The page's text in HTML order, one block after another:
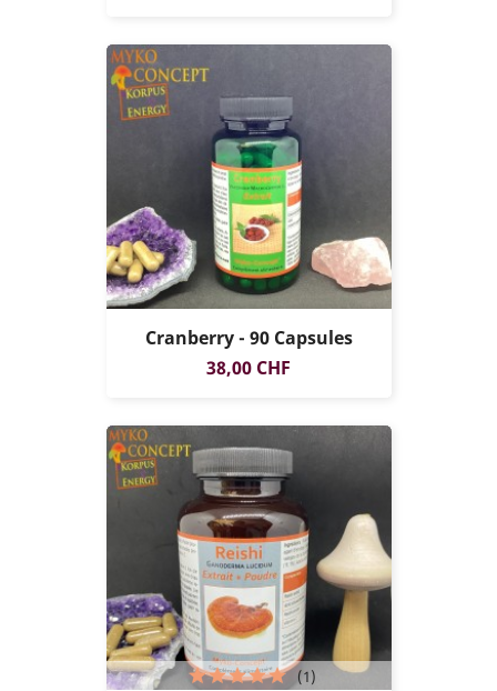
Cranberry - 90 Capsules
Prix
38,00 CHF
(1)